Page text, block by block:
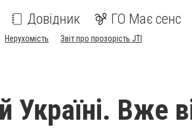
Довідник ГО Має сенс
Нерухомість Звіт про прозорість JTI
Україні. Вже